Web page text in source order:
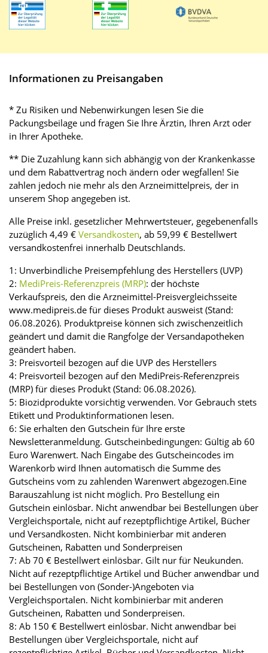
Informationen zu Preisangaben
* Zu Risiken und Nebenwirkungen lesen Sie die
Packungsbeilage und fragen Sie Ihre Ärztin, Ihren Arzt oder
in Ihrer Apotheke.
** Die Zuzahlung kann sich abhängig von der Krankenkasse
und dem Rabattvertrag noch ändern oder wegfallen! Sie
zahlen jedoch nie mehr als den Arzneimittelpreis, der in
unserem Shop angegeben ist.
Alle Preise inkl. gesetzlicher Mehrwertsteuer, gegebenenfalls
zuzüglich 4,49 € Versandkosten, ab 59,99 € Bestellwert
versandkostenfrei innerhalb Deutschlands.
1: Unverbindliche Preisempfehlung des Herstellers (UVP)
2: MediPreis-Referenzpreis (MRP): der höchste
Verkaufspreis, den die Arzneimittel-Preisvergleichsseite
www.medipreis.de für dieses Produkt ausweist (Stand:
06.08.2026). Produktpreise können sich zwischenzeitlich
geändert und damit die Rangfolge der Versandapotheken
geändert haben.
3: Preisvorteil bezogen auf die UVP des Herstellers
4: Preisvorteil bezogen auf den MediPreis-Referenzpreis
(MRP) für dieses Produkt (Stand: 06.08.2026).
5: Biozidprodukte vorsichtig verwenden. Vor Gebrauch stets
Etikett und Produktinformationen lesen.
6: Sie erhalten den Gutschein für Ihre erste
Newsletteranmeldung. Gutscheinbedingungen: Gültig ab 60
Euro Warenwert. Nach Eingabe des Gutscheincodes im
Warenkorb wird Ihnen automatisch die Summe des
Gutscheins vom zu zahlenden Warenwert abgezogen.Eine
Barauszahlung ist nicht möglich. Pro Bestellung ein
Gutschein einlösbar. Nicht anwendbar bei Bestellungen über
Vergleichsportale, nicht auf rezeptpflichtige Artikel, Bücher
und Versandkosten. Nicht kombinierbar mit anderen
Gutscheinen, Rabatten und Sonderpreisen
7: Ab 70 € Bestellwert einlösbar. Gilt nur für Neukunden.
Nicht auf rezeptpflichtige Artikel und Bücher anwendbar und
bei Bestellungen von (Sonder-)Angeboten via
Vergleichsportalen. Nicht kombinierbar mit anderen
Gutscheinen, Rabatten und Sonderpreisen.
8: Ab 150 € Bestellwert einlösbar. Nicht anwendbar bei
Bestellungen über Vergleichsportale, nicht auf